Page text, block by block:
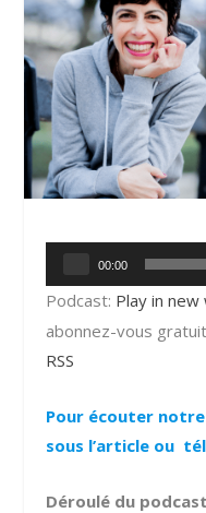
audio
00:00
Podcast: Play in
abonnez-vous
RSS
Pour écouter
sous l’article ou
Déroulé du podcast